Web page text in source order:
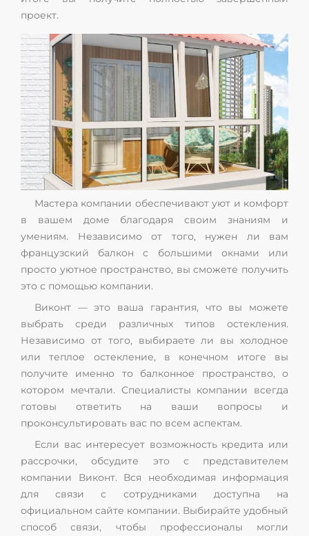
проект.
Мастера компании обеспечивают уют и комфорт
в вашем доме благодаря своим знаниям и
умениям. Независимо от того, нужен ли вам
французский балкон с большими окнами или
просто уютное пространство, вы сможете получить
это с помощью компании.
Виконт — это ваша гарантия, что вы можете
выбрать среди различных типов остекления.
Независимо от того, выбираете ли вы холодное
или теплое остекление, в конечном итоге вы
получите именно то балконное пространство, о
котором мечтали. Специалисты компании всегда
готовы ответить на ваши вопросы и
проконсультировать вас по всем аспектам.
Если вас интересует возможность кредита или
рассрочки, обсудите это с представителем
компании Виконт. Вся необходимая информация
для связи с сотрудниками доступна на
официальном сайте компании. Выбирайте удобный
способ связи, чтобы профессионалы могли